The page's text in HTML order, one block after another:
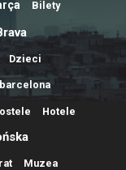
Bilety
Dzieci
Hotele
Muzea